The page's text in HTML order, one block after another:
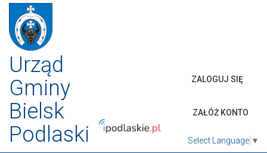
Urząd
Gminy
Bielsk
Podlaski
ZALOGUJ SIĘ
ZAŁÓŻ KONTO
Select Language ▼